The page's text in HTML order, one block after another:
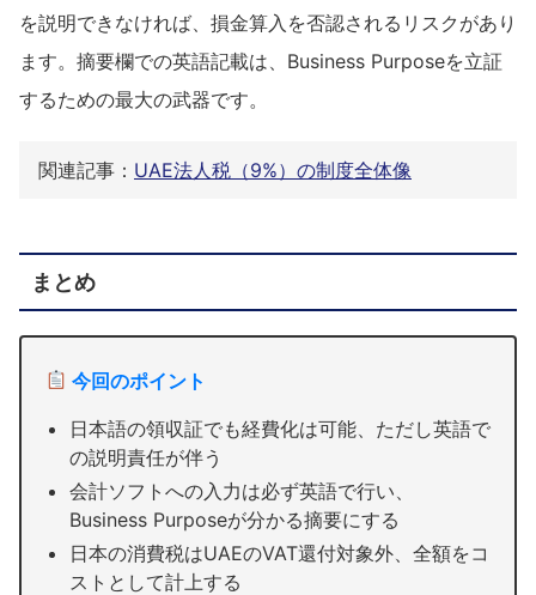
を説明できなければ、損金算入を否認されるリスクがあり
ます。摘要欄での英語記載は、Business Purposeを立証
するための最大の武器です。
関連記事： UAE法人税（9%）の制度全体像
まとめ
今回のポイント
日本語の領収証でも経費化は可能、ただし英語で
の説明責任が伴う
会計ソフトへの入力は必ず英語で行い、
Business Purposeが分かる摘要にする
日本の消費税はUAEのVAT還付対象外、全額をコ
ストとして計上する